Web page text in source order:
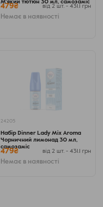
М'який тютюн 30 мл, самозаміс
479₴ від 2 шт. - 431.1 грн
Немає в наявності
24205
Набір Dinner Lady Mix Aroma
Чорничний лимонад 30 мл,
самозаміс
479₴ від 2 шт. - 431.1 грн
Немає в наявності